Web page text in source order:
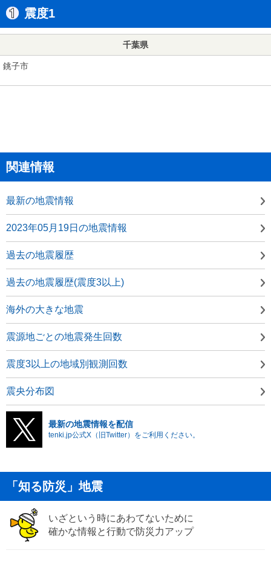
震度1
千葉県
銚子市
関連情報
最新の地震情報
2023年05月19日の地震情報
過去の地震履歴
過去の地震履歴(震度3以上)
海外の大きな地震
震源地ごとの地震発生回数
震度3以上の地域別観測回数
震央分布図
最新の地震情報を配信
tenki.jp公式X（旧Twitter）をご利用ください。
「知る防災」地震
いざという時にあわてないために
確かな情報と行動で防災力アップ